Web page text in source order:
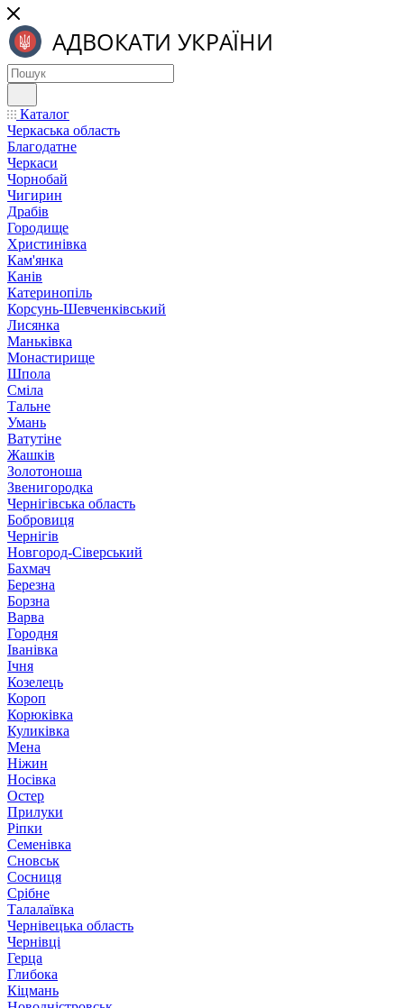
Каталог
Черкаська область
Благодатне
Черкаси
Чорнобай
Чигирин
Драбів
Городище
Христинівка
Кам'янка
Канів
Катеринопіль
Корсунь-Шевченківський
Лисянка
Маньківка
Монастирище
Шпола
Сміла
Тальне
Умань
Ватутіне
Жашків
Золотоноша
Звенигородка
Чернігівська область
Бобровиця
Чернігів
Новгород-Сіверський
Бахмач
Березна
Борзна
Варва
Городня
Іванівка
Ічня
Козелець
Короп
Корюківка
Куликівка
Мена
Ніжин
Носівка
Остер
Прилуки
Ріпки
Семенівка
Сновськ
Сосниця
Срібне
Талалаївка
Чернівецька область
Чернівці
Герца
Глибока
Кіцмань